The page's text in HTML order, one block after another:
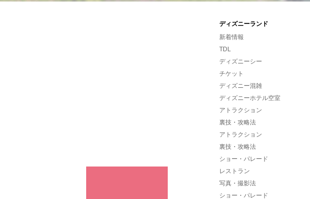
ディズニーランド
新着情報
TDL
ディズニーシー
チケット
ディズニー混雑
ディズニーホテル空室
アトラクション
裏技・攻略法
アトラクション
裏技・攻略法
ショー・パレード
レストラン
写真・撮影法
ショー・パレード